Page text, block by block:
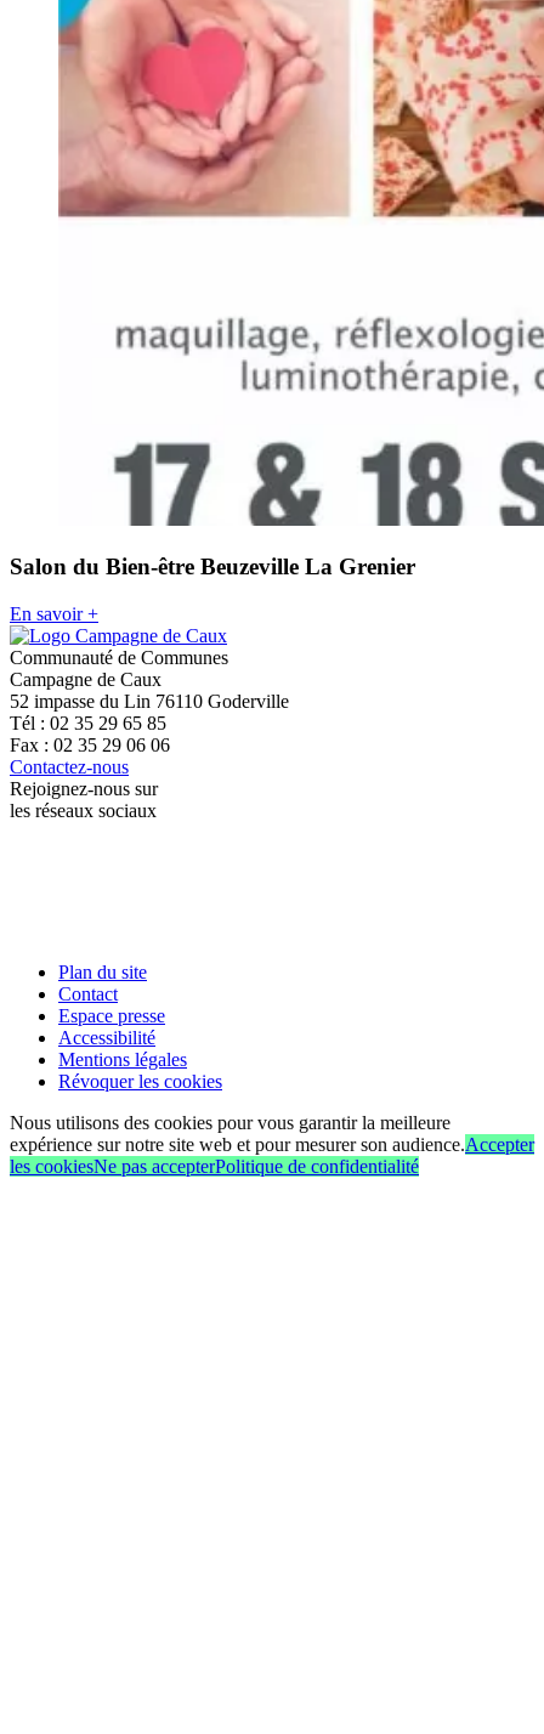
Salon du Bien-être Beuzeville La Grenier
En savoir +
Communauté de Communes
Campagne de Caux
52 impasse du Lin 76110 Goderville
Tél : 02 35 29 65 85
Fax : 02 35 29 06 06
Contactez-nous
Rejoignez-nous sur
les réseaux sociaux
Plan du site
Contact
Espace presse
Accessibilité
Mentions légales
Révoquer les cookies
Nous utilisons des cookies pour vous garantir la meilleure
expérience sur notre site web et pour mesurer son audience.Accepter
les cookiesNe pas accepterPolitique de confidentialité